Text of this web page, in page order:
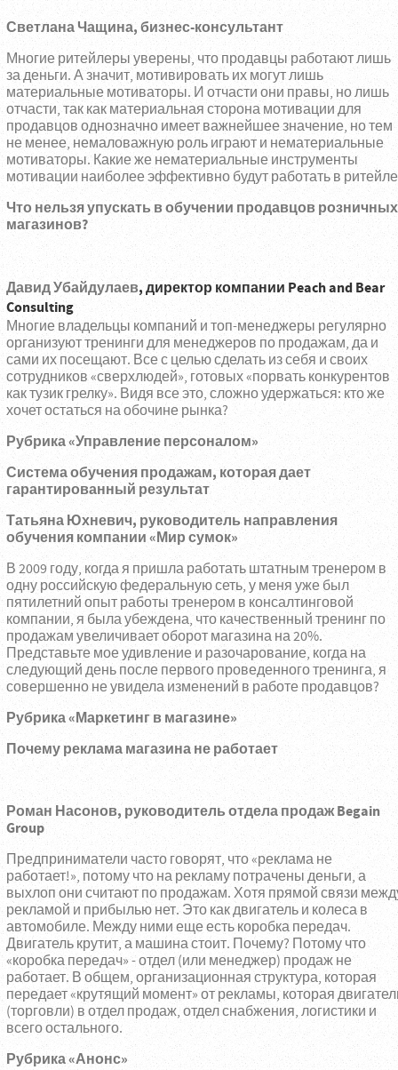
Светлана Чащина, бизнес-консультант
Многие ритейлеры уверены, что продавцы работают лишь
за деньги. А значит, мотивировать их могут лишь
материальные мотиваторы. И отчасти они правы, но лишь
отчасти, так как материальная сторона мотивации для
продавцов однозначно имеет важнейшее значение, но тем
не менее, немаловажную роль играют и нематериальные
мотиваторы. Какие же нематериальные инструменты
мотивации наиболее эффективно будут работать в
Что нельзя упускать в обучении продавцов розничных
магазинов?
Давид Убайдулаев, директор компании PeachandBear
Consulting
Многие владельцы компаний и топ-менеджеры регулярно
организуют тренинги для менеджеров по продажам, да и
сами их посещают. Все с целью сделать из себя и своих
сотрудников «сверхлюдей», готовых «порвать конкурентов
как тузик грелку». Видя все это, сложно удержаться: кто же
хочет остаться на обочине рынка?
Рубрика «Управление персоналом»
Система обучения продажам, которая дает
гарантированный результат
Татьяна Юхневич, руководитель направления
обучения компании «Мир сумок»
В 2009 году, когда я пришла работать штатным тренером в
одну российскую федеральную сеть, у меня уже был
пятилетний опыт работы тренером в консалтинговой
компании, я была убеждена, что качественный тренинг по
продажам увеличивает оборот магазина на 20%.
Представьте мое удивление и разочарование, когда на
следующий день после первого проведенного тренинга, я
совершенно не увидела изменений в работе продавцов?
Рубрика «Маркетинг в магазине»
Почему реклама магазина не работает
Роман Насонов, руководитель отдела продаж Begain
Group
Предприниматели часто говорят, что «реклама не
работает!», потому что на рекламу потрачены деньги, а
выхлоп они считают по продажам. Хотя прямой связи
рекламой и прибылью нет. Это как двигатель и колеса в
автомобиле. Между ними еще есть коробка передач.
Двигатель крутит, а машина стоит. Почему? Потому что
«коробка передач» - отдел (или менеджер) продаж не
работает. В общем, организационная структура, которая
передает «крутящий момент» от рекламы, которая
(торговли) в отдел продаж, отдел снабжения, логистики и
всего остального.
Рубрика «Анонс»